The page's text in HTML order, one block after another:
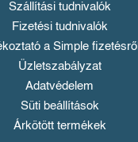
Szállítási tudnivalók
Fizetési tudnivalók
a Simple fizetésről
Üzletszabályzat
Adatvédelem
Süti beállítások
Árkötött termékek